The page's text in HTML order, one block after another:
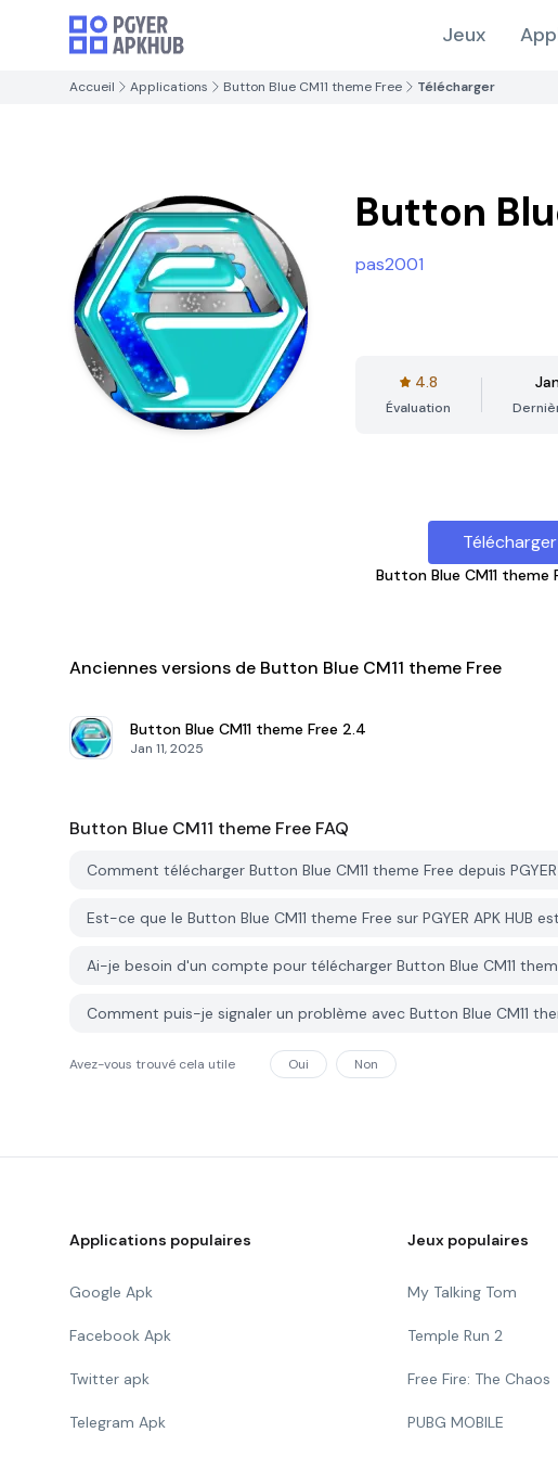
Jeux
Accueil Applications Button Blue CM11 theme Free Télécharger
Button
pas2001
4.8
Évaluation
Button Blue CM11 theme
Anciennes versions de Button Blue CM11 theme Free
Button Blue CM11 theme Free 2.4
Jan 11, 2025
Button Blue CM11 theme Free FAQ
Comment télécharger Button Blue CM11 theme Free depuis PGYER
Est-ce que le Button Blue CM11 theme Free sur PGYER APK HUB
Ai-je besoin d'un compte pour télécharger Button Blue CM11
Comment puis-je signaler un problème avec Button Blue CM11
Avez-vous trouvé cela utile Oui Non
Applications populaires
Google Apk
Facebook Apk
Twitter apk
Telegram Apk
Jeux populaires
My Talking Tom
Temple Run 2
Free Fire: The Chaos
PUBG MOBILE